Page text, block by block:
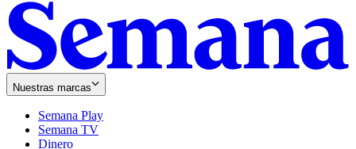
Nuestras marcas
Semana Play
Semana TV
Dinero